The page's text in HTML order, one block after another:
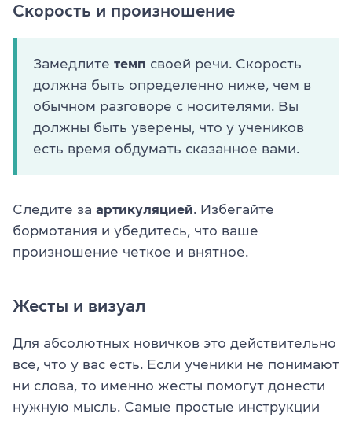
Скорость и произношение
Замедлите темп своей речи. Скорость
должна быть определенно ниже, чем в
обычном разговоре с носителями. Вы
должны быть уверены, что у учеников
есть время обдумать сказанное вами.
Следите за артикуляцией . Избегайте
бормотания и убедитесь, что ваше
произношение четкое и внятное.
Жесты и визуал
Для абсолютных новичков это действительно
все, что у вас есть. Если ученики не понимают
ни слова, то именно жесты помогут донести
нужную мысль. Самые простые инструкции